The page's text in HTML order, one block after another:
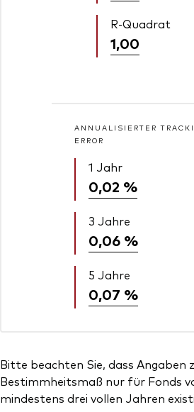
R-Quadrat
1,00
ANNUALISIERTER
ERROR
1 Jahr
0,02 %
3 Jahre
0,06 %
5 Jahre
0,07 %
Bitte beachten Sie, dass Angaben
Bestimmheitsmaß nur für Fonds
mindestens drei vollen Jahren